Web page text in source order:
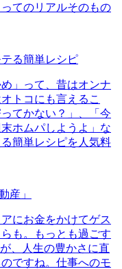
てのリアルそのもの
る簡単レシピ
」って、昔はオンナ
トコにも言えるこ
てかない？」、「今
ホムパしようよ」な
簡単レシピを人気料
産」
にお金をかけてゲス
も。もっとも過ごす
、人生の豊かさに直
ですね。仕事へのモ